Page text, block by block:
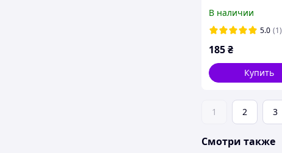
В наличии
5.0 (1)
185₴
Купить
1 2 3
Смотри также